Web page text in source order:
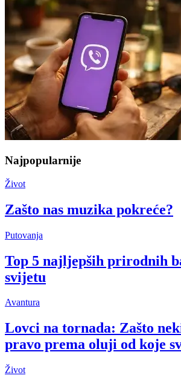
Najpopularnije
Život
Zašto nas muzika pokreće?
Putovanja
Top 5 najljepših prirodnih
svijetu
Avantura
Lovci na tornada: Zašto
pravo prema oluji od koje
Život